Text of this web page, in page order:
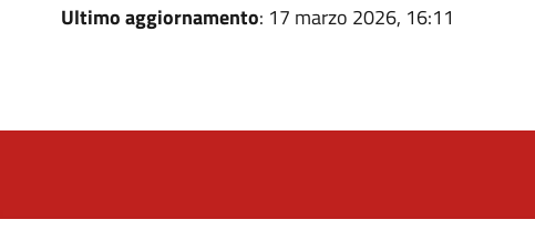
Ultimo aggiornamento: 17 marzo 2026, 16:11